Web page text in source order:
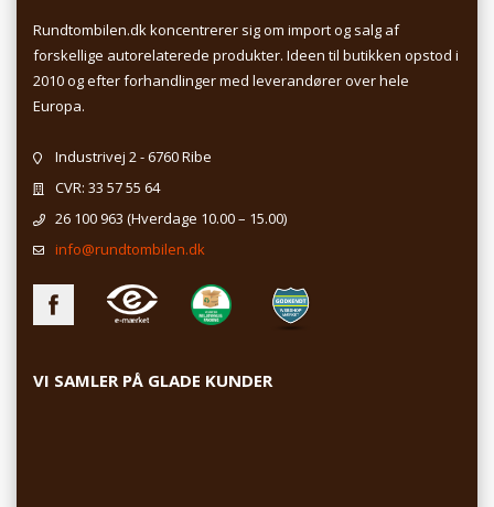
Rundtombilen.dk koncentrerer sig om import og salg af
forskellige autorelaterede produkter. Ideen til butikken opstod i
2010 og efter forhandlinger med leverandører over hele
Europa.
Industrivej 2 - 6760 Ribe
CVR: 33 57 55 64
26 100 963 (Hverdage 10.00 – 15.00)
info@rundtombilen.dk
VI SAMLER PÅ GLADE KUNDER